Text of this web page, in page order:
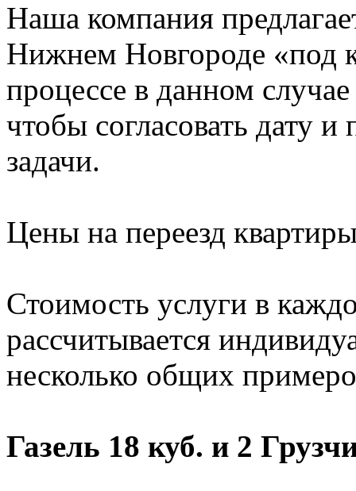
Наша компания
Нижнем Новгороде «под
процессе в данном
чтобы согласовать дату
задачи.
Цены на переезд
Стоимость услуги в
рассчитывается
несколько общих
Газель 18 куб. и 2